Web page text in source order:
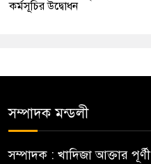
কর্মসূচির উদ্বোধন
সম্পাদক মন্ডলী
সম্পাদক : খাদিজা আক্তার পূর্ণী